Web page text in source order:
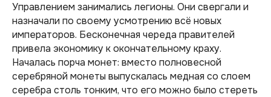
Управлением занимались легионы. Они свергали и
назначали по своему усмотрению всё новых
императоров. Бесконечная череда правителей
привела экономику к окончательному краху.
Началась порча монет: вместо полновесной
серебряной монеты выпускалась медная со слоем
серебра столь тонким, что его можно было стереть